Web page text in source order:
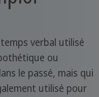
verbal utilisé
ou
le passé, mais qui
utilisé pour